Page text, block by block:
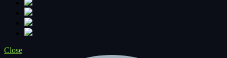
Close